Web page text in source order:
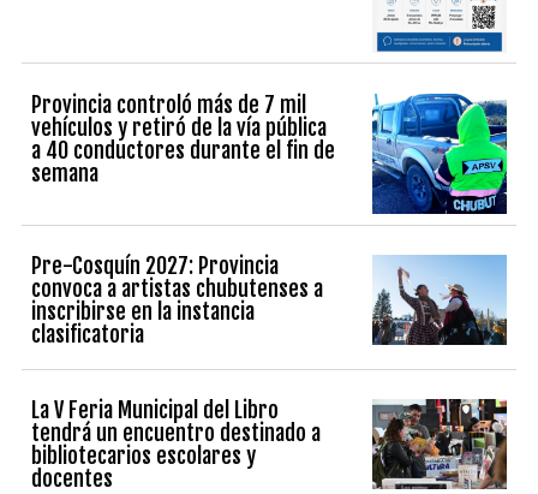
Provincia controló más de 7 mil
vehículos y retiró de la vía pública
a 40 conductores durante el fin de
semana
Pre-Cosquín 2027: Provincia
convoca a artistas chubutenses a
inscribirse en la instancia
clasificatoria
La V Feria Municipal del Libro
tendrá un encuentro destinado a
bibliotecarios escolares y
docentes